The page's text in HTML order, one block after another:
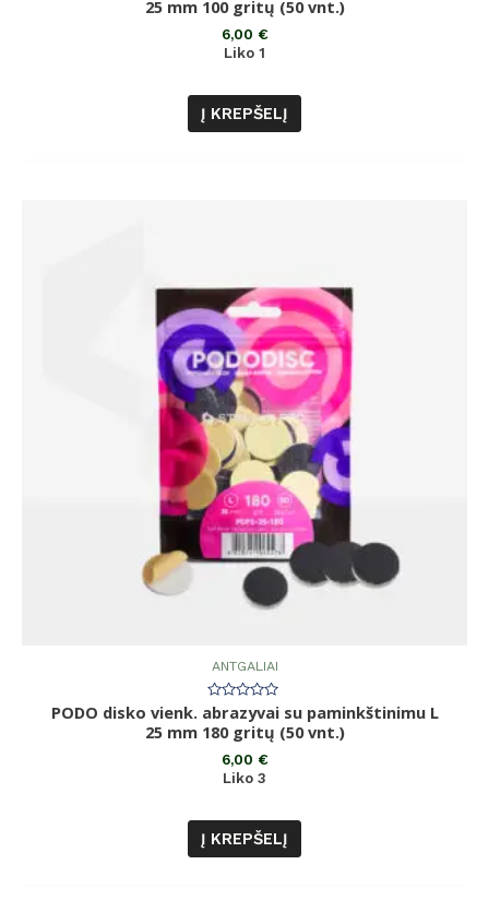
iš
25 mm 100 gritų (50 vnt.)
6,00 €
Liko 1
Į KREPŠELĮ
ANTGALIAI
Įvertinimas:
0
iš
PODO disko vienk. abrazyvai su paminkštinimu L
25 mm 180 gritų (50 vnt.)
6,00 €
Liko 3
Į KREPŠELĮ